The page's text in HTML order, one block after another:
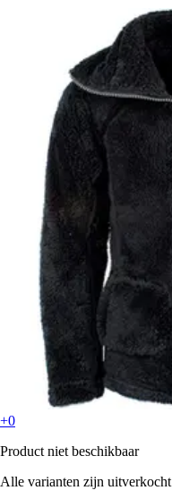
+0
Product niet beschikbaar
Alle varianten zijn uitverkocht